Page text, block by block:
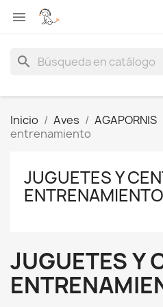

search
Inicio Aves AGAPORNIS
entrenamiento
JUGUETES Y
ENTRENAMIENTO
JUGUETES Y